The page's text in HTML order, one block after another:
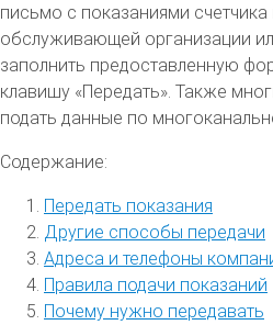
письмо с показаниями
обслуживающей организации
заполнить предоставленную
клавишу «Передать». Также
подать данные по
Содержание:
Передать показания
Другие способы передачи
Адреса и телефоны
Правила подачи показаний
Почему нужно передавать